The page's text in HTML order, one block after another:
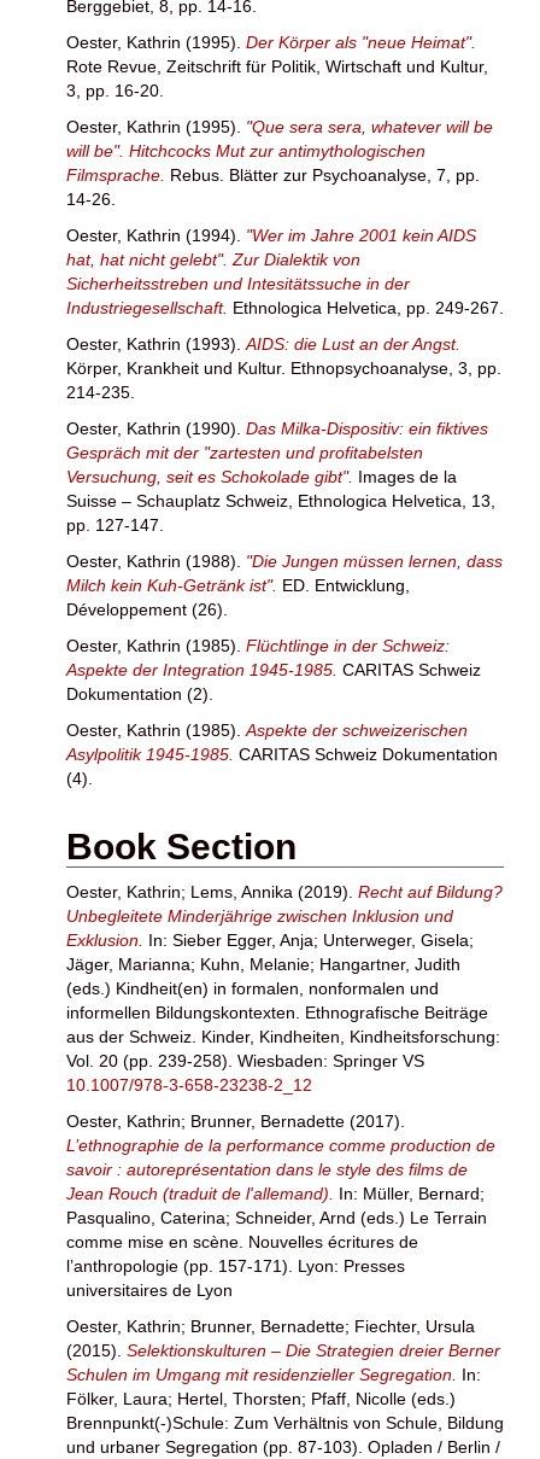
Berggebiet, 8, pp. 14-16.
Oester, Kathrin (1995). Der Körper als "neue Heimat".
Rote Revue, Zeitschrift für Politik, Wirtschaft und Kultur,
3, pp. 16-20.
Oester, Kathrin (1995). "Que sera sera, whatever will be
will be". Hitchcocks Mut zur antimythologischen
Filmsprache. Rebus. Blätter zur Psychoanalyse, 7, pp.
14-26.
Oester, Kathrin (1994). "Wer im Jahre 2001 kein AIDS
hat, hat nicht gelebt". Zur Dialektik von
Sicherheitsstreben und Intesitätssuche in der
Industriegesellschaft. Ethnologica Helvetica, pp. 249-267.
Oester, Kathrin (1993). AIDS: die Lust an der Angst.
Körper, Krankheit und Kultur. Ethnopsychoanalyse, 3, pp.
214-235.
Oester, Kathrin (1990). Das Milka-Dispositiv: ein fiktives
Gespräch mit der "zartesten und profitabelsten
Versuchung, seit es Schokolade gibt". Images de la
Suisse – Schauplatz Schweiz, Ethnologica Helvetica, 13,
pp. 127-147.
Oester, Kathrin (1988). "Die Jungen müssen lernen, dass
Milch kein Kuh-Getränk ist". ED. Entwicklung,
Développement (26).
Oester, Kathrin (1985). Flüchtlinge in der Schweiz:
Aspekte der Integration 1945-1985. CARITAS Schweiz
Dokumentation (2).
Oester, Kathrin (1985). Aspekte der schweizerischen
Asylpolitik 1945-1985. CARITAS Schweiz Dokumentation
(4).
Book Section
Oester, Kathrin; Lems, Annika (2019). Recht auf Bildung?
Unbegleitete Minderjährige zwischen Inklusion und
Exklusion. In: Sieber Egger, Anja; Unterweger, Gisela;
Jäger, Marianna; Kuhn, Melanie; Hangartner, Judith
(eds.) Kindheit(en) in formalen, nonformalen und
informellen Bildungskontexten. Ethnografische Beiträge
aus der Schweiz. Kinder, Kindheiten, Kindheitsforschung:
Vol. 20 (pp. 239-258). Wiesbaden: Springer VS
10.1007/978-3-658-23238-2_12
Oester, Kathrin; Brunner, Bernadette (2017).
L’ethnographie de la performance comme production de
savoir : autoreprésentation dans le style des films de
Jean Rouch (traduit de l'allemand). In: Müller, Bernard;
Pasqualino, Caterina; Schneider, Arnd (eds.) Le Terrain
comme mise en scène. Nouvelles écritures de
l’anthropologie (pp. 157-171). Lyon: Presses
universitaires de Lyon
Oester, Kathrin; Brunner, Bernadette; Fiechter, Ursula
(2015). Selektionskulturen – Die Strategien dreier Berner
Schulen im Umgang mit residenzieller Segregation. In:
Fölker, Laura; Hertel, Thorsten; Pfaff, Nicolle (eds.)
Brennpunkt(-)Schule: Zum Verhältnis von Schule, Bildung
und urbaner Segregation (pp. 87-103). Opladen / Berlin /